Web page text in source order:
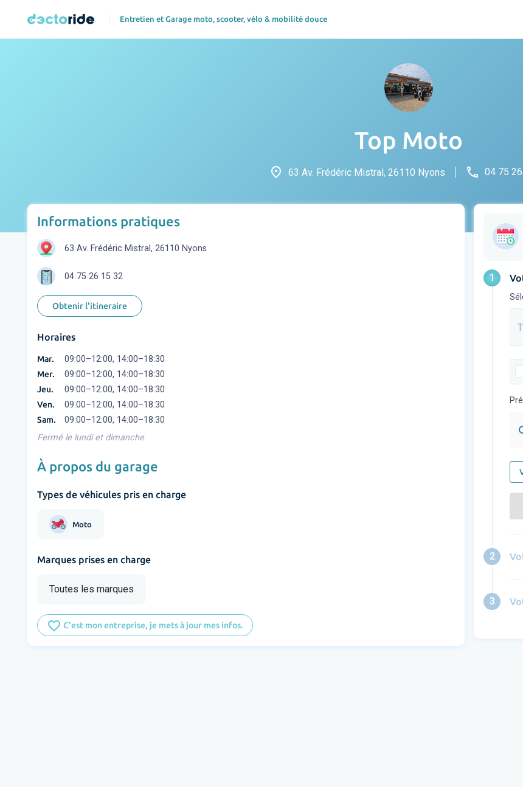
Entretien et Garage moto, scooter, vélo & mobilité douce
Top Moto
place 63 Av. Frédéric Mistral, 26110 Nyons phone 04 75
Informations pratiques
63 Av. Frédéric Mistral, 26110 Nyons
04 75 26 15 32
Obtenir l'itineraire
Horaires
Mar. 09:00–12:00, 14:00–18:30
Mer. 09:00–12:00, 14:00–18:30
Jeu. 09:00–12:00, 14:00–18:30
Ven. 09:00–12:00, 14:00–18:30
Sam.
09:00–12:00, 14:00–18:30
Fermé le lundi et dimanche
À propos du garage
Types de véhicules pris en charge
Moto
Marques prises en charge
Toutes les marques
favorite_border C'est mon entreprise, je mets à jour mes infos.
1
2
3